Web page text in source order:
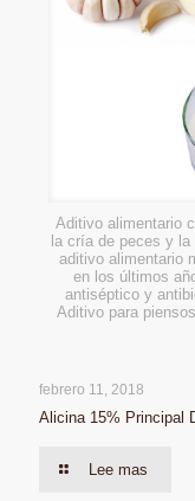
Aditivo alimentario
la cría de peces y
aditivo alimentario
en los últimos
antiséptico y
Aditivo para
febrero 11, 2018
Alicina 15% Principal
Lee mas